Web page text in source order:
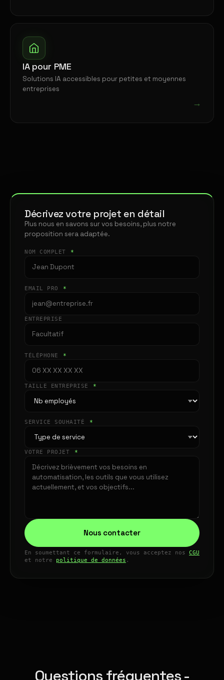
IA pour PME
Solutions IA accessibles pour petites et moyennes
entreprises
→
Décrivez votre projet en détail
Plus nous en savons sur vos besoins, plus notre
proposition sera adaptée.
NOM COMPLET *
EMAIL PRO *
ENTREPRISE
TÉLÉPHONE *
TAILLE ENTREPRISE *
SERVICE SOUHAITÉ *
VOTRE PROJET *
Nous contacter
En soumettant ce formulaire, vous acceptez nos CGU
et notre politique de données .
Questions fréquentes -